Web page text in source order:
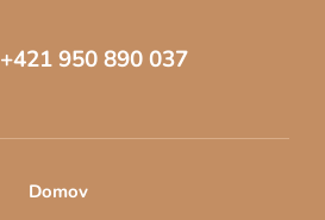
+421 950 890 037
Domov